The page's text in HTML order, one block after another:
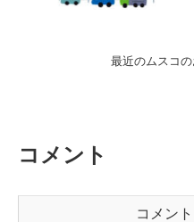
最近のムスコ
コメント
コメン